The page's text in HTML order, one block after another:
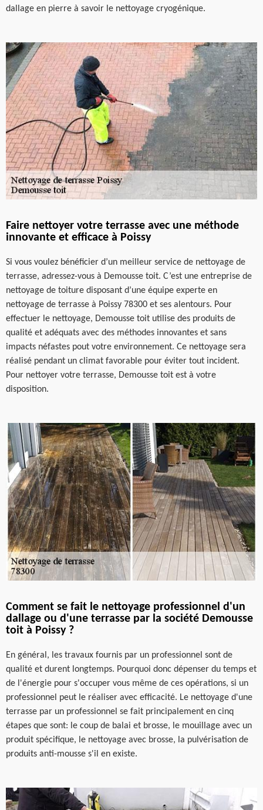
dallage en pierre à savoir le nettoyage cryogénique.
Faire nettoyer votre terrasse avec une méthode
innovante et efficace à Poissy
Si vous voulez bénéficier d’un meilleur service de nettoyage de
terrasse, adressez-vous à Demousse toit. C’est une entreprise de
nettoyage de toiture disposant d’une équipe experte en
nettoyage de terrasse à Poissy 78300 et ses alentours. Pour
effectuer le nettoyage, Demousse toit utilise des produits de
qualité et adéquats avec des méthodes innovantes et sans
impacts néfastes pout votre environnement. Ce nettoyage sera
réalisé pendant un climat favorable pour éviter tout incident.
Pour nettoyer votre terrasse, Demousse toit est à votre
disposition.
Comment se fait le nettoyage professionnel d'un
dallage ou d'une terrasse par la société Demousse
toit à Poissy ?
En général, les travaux fournis par un professionnel sont de
qualité et durent longtemps. Pourquoi donc dépenser du temps et
de l'énergie pour s'occuper vous même de ces opérations, si un
professionnel peut le réaliser avec efficacité. Le nettoyage d'une
terrasse par un professionnel se fait principalement en cinq
étapes que sont: le coup de balai et brosse, le mouillage avec un
produit spécifique, le nettoyage avec brosse, la pulvérisation de
produits anti-mousse s'il en existe.